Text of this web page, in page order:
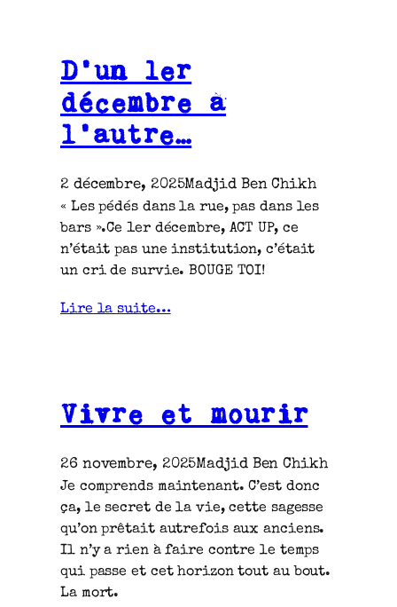
D’un 1er
décembre à
l’autre…
2 décembre, 2025Madjid Ben Chikh
« Les pédés dans la rue, pas dans les
bars ».Ce 1er décembre, ACT UP, ce
n’était pas une institution, c’était
un cri de survie. BOUGE TOI!
Lire la suite…
Vivre et mourir
26 novembre, 2025Madjid Ben Chikh
Je comprends maintenant. C’est donc
ça, le secret de la vie, cette sagesse
qu’on prêtait autrefois aux anciens.
Il n’y a rien à faire contre le temps
qui passe et cet horizon tout au bout.
La mort.